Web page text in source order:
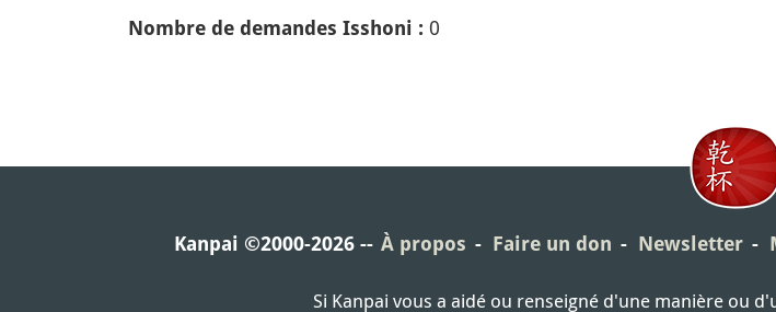
Nombre de demandes Isshoni : 0
Kanpai ©2000-2026 À propos Faire un don Newsletter
Si Kanpai vous a aidé ou renseigné d'une manière ou